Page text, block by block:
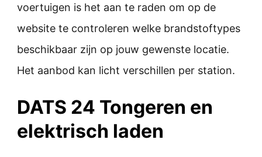
voertuigen is het aan te raden om op de
website te controleren welke brandstoftypes
beschikbaar zijn op jouw gewenste locatie.
Het aanbod kan licht verschillen per station.
DATS 24 Tongeren en
elektrisch laden